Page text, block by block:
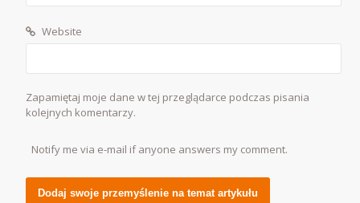
Website
Zapamiętaj moje dane w tej przeglądarce podczas pisania
kolejnych komentarzy.
Notify me via e-mail if anyone answers my comment.